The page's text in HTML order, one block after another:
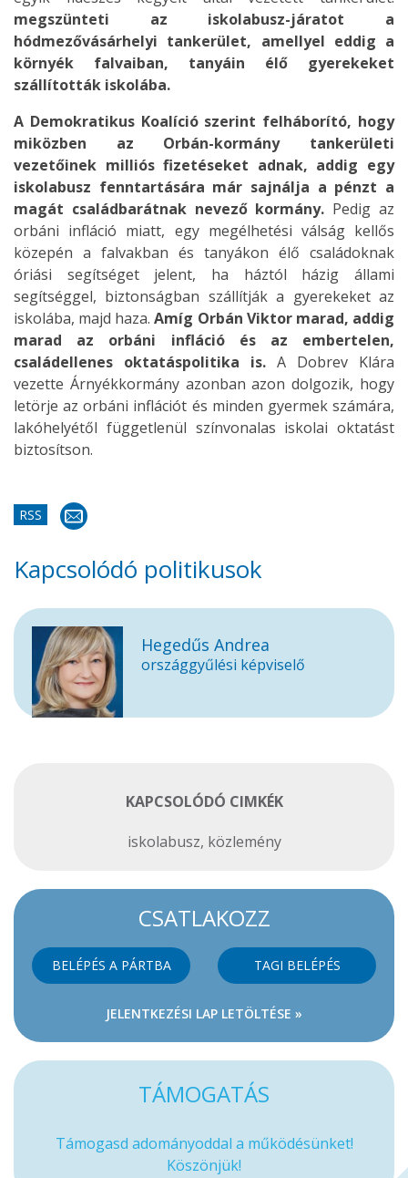
megszünteti az iskolabusz-járatot a
hódmezővásárhelyi tankerület, amellyel eddig a
környék falvaiban, tanyáin élő gyerekeket
szállították iskolába.
A Demokratikus Koalíció szerint felháborító, hogy
miközben az Orbán-kormány tankerületi
vezetőinek milliós fizetéseket adnak, addig egy
iskolabusz fenntartására már sajnálja a pénzt a
magát családbarátnak nevező kormány. Pedig az
orbáni infláció miatt, egy megélhetési válság kellős
közepén a falvakban és tanyákon élő családoknak
óriási segítséget jelent, ha háztól házig állami
segítséggel, biztonságban szállítják a gyerekeket az
iskolába, majd haza.Amíg Orbán Viktor marad, addig
marad az orbáni infláció és az embertelen,
családellenes oktatáspolitika is. A Dobrev Klára
vezette Árnyékkormány azonban azon dolgozik, hogy
letörje az orbáni inflációt és minden gyermek számára,
lakóhelyétől függetlenül színvonalas iskolai oktatást
biztosítson.
RSS
Kapcsolódó politikusok
Hegedűs Andrea
országgyűlési képviselő
KAPCSOLÓDÓ CIMKÉK
iskolabusz, közlemény
CSATLAKOZZ
BELÉPÉS A PÁRTBA TAGI BELÉPÉS
JELENTKEZÉSI LAP LETÖLTÉSE »
TÁMOGATÁS
Támogasd adományoddal a működésünket!
Köszönjük!